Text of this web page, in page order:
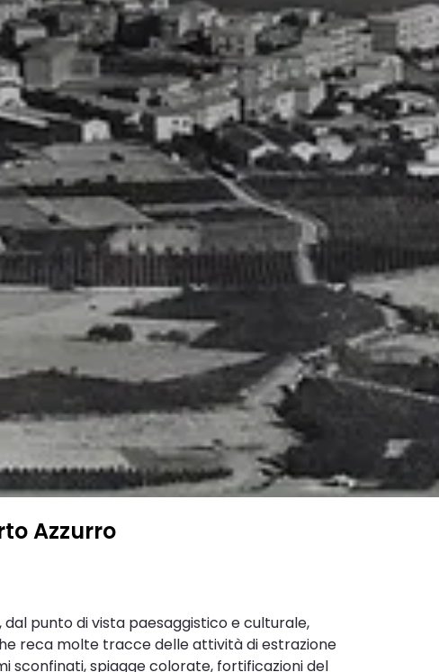
Azzurro
punto di vista paesaggistico e culturale,
reca molte tracce delle attività di estrazione
sconfinati, spiagge colorate, fortificazioni del